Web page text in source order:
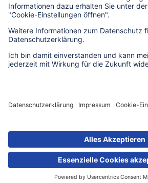
Bildrechte zu dieser Seite
Impressum
Erklärung zur Barrierefreiheit
Cookie-Einstellungen